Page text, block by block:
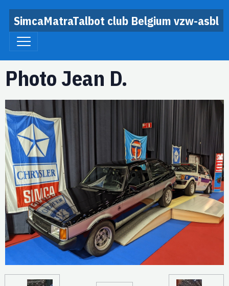
SimcaMatraTalbot club Belgium vzw-asbl
Photo Jean D.